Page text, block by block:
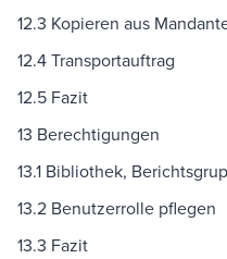
12.3 Kopieren aus
12.4 Transportauftrag
12.5 Fazit
13 Berechtigungen
13.1 Bibliothek,
13.2 Benutzerrolle pflegen
13.3 Fazit